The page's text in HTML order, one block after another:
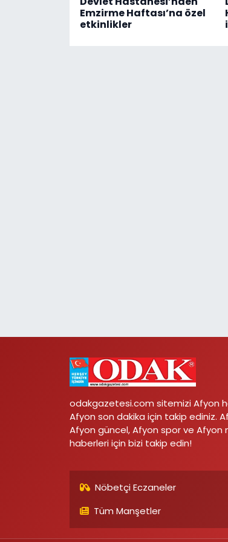
Emzirme Haftası’na özel
etkinlikler
odakgazetesi.com sitemizi Afyon
Afyon son dakika için takip ediniz.
Afyon güncel, Afyon spor ve Afyon
haberleri için bizi takip edin!
Nöbetçi Eczaneler
Tüm Manşetler